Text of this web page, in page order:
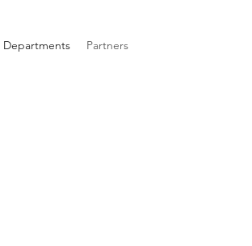
Departments Partners